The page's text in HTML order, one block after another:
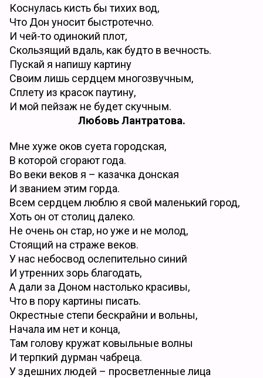
Коснулась кисть бы тихих вод,
Что Дон уносит быстротечно.
И чей-то одинокий плот,
Скользящий вдаль, как будто в вечность.
Пускай я напишу картину
Своим лишь сердцем многозвучным,
Сплету из красок паутину,
И мой пейзаж не будет скучным.
Любовь Лантратова.
Мне хуже оков суета городская,
В которой сгорают года.
Во веки веков я – казачка донская
И званием этим горда.
Всем сердцем люблю я свой маленький город,
Хоть он от столиц далеко.
Не очень он стар, но уже и не молод,
Стоящий на страже веков.
У нас небосвод ослепительно синий
И утренних зорь благодать,
А дали за Доном настолько красивы,
Что в пору картины писать.
Окрестные степи бескрайни и вольны,
Начала им нет и конца,
Там голову кружат ковыльные волны
И терпкий дурман чабреца.
У здешних людей – просветленные лица